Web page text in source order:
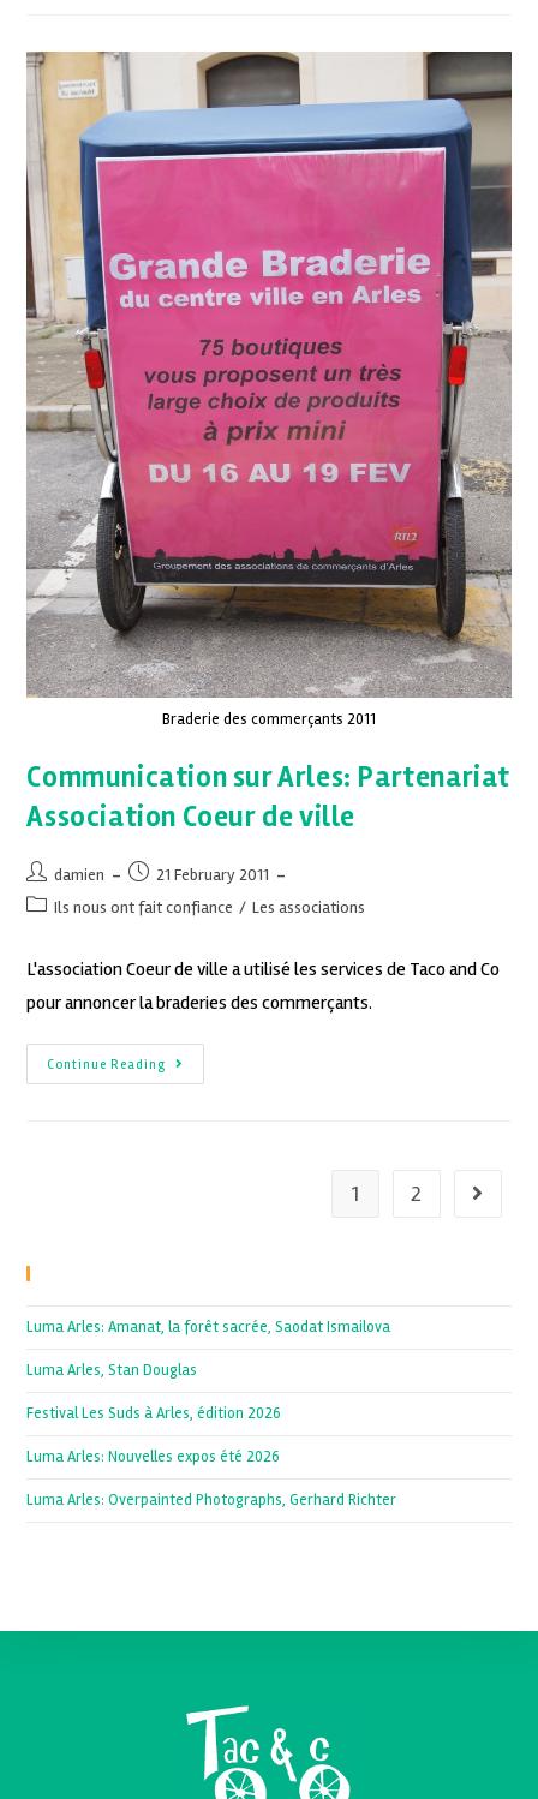
Braderie des commerçants 2011
Communication sur Arles: Partenariat
Association Coeur de ville
damien
21 February 2011
Ils nous ont fait confiance / Les associations
L'association Coeur de ville a utilisé les services de Taco and Co
pour annoncer la braderies des commerçants.
Continue Reading
1 2
Luma Arles: Amanat, la forêt sacrée, Saodat Ismailova
Luma Arles, Stan Douglas
Festival Les Suds à Arles, édition 2026
Luma Arles: Nouvelles expos été 2026
Luma Arles: Overpainted Photographs, Gerhard Richter